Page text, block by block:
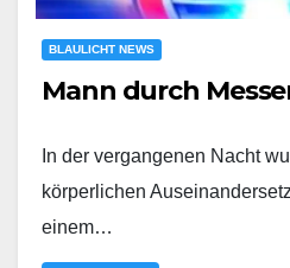
BLAULICHT NEWS
Mann durch
In der vergangenen Nacht
körperlichen
einem…